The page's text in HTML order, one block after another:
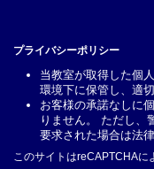
プライバシーポリシー
当教室が取得した個
環境下に保管し、適
お客様の承諾なしに
りません。 ただし、
要求された場合は法
このサイトはreCAPTCHA